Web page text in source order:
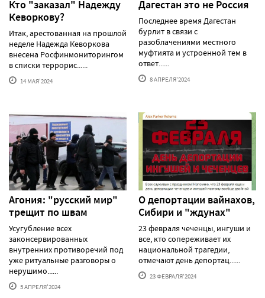
Кто "заказал" Надежду
Кеворкову?
Итак, арестованная на прошлой
неделе Надежда Кеворкова
внесена Росфинмониторингом
в списки террорис......
14 МАЯ'2024
Дагестан это не Россия
Последнее время Дагестан
бурлит в связи с
разоблачениями местного
муфтията и устроенной тем в
ответ......
8 АПРЕЛЯ'2024
Агония: "русский мир"
трещит по швам
Усугубление всех
законсервированных
внутренних противоречий под
уже ритуальные разговоры о
нерушимо......
5 АПРЕЛЯ'2024
О депортации вайнахов,
Сибири и "ждунах"
23 февраля чеченцы, ингуши и
все, кто сопереживает их
национальной трагедии,
отмечают день депортац......
23 ФЕВРАЛЯ'2024